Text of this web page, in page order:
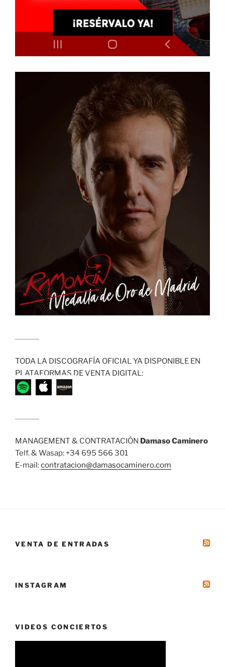
TODA LA DISCOGRAFÍA OFICIAL YA DISPONIBLE EN
PLATAFORMAS DE VENTA DIGITAL:
MANAGEMENT & CONTRATACIÓN Damaso Caminero
Telf. & Wasap: +34 695 566 301
E-mail:contratacion@damasocaminero.com
VENTA DE ENTRADAS
INSTAGRAM
VIDEOS CONCIERTOS